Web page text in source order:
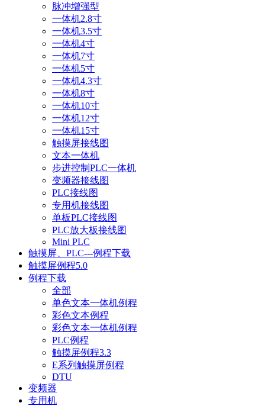
脉冲增强型
一体机2.8寸
一体机3.5寸
一体机4寸
一体机7寸
一体机5寸
一体机4.3寸
一体机8寸
一体机10寸
一体机12寸
一体机15寸
触摸屏接线图
文本一体机
步进控制PLC一体机
变频器接线图
PLC接线图
专用机接线图
单板PLC接线图
PLC放大板接线图
Mini PLC
触摸屏、PLC---例程下载
触摸屏例程5.0
例程下载
全部
单色文本一体机例程
彩色文本例程
彩色文本一体机例程
PLC例程
触摸屏例程3.3
E系列触摸屏例程
DTU
变频器
专用机